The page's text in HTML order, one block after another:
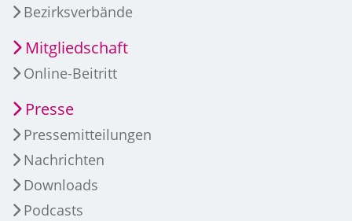
Bezirksverbände
Mitgliedschaft
Online-Beitritt
Presse
Pressemitteilungen
Nachrichten
Downloads
Podcasts